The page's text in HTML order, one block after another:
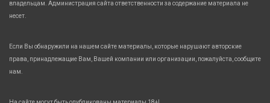
владельцам. Администрация сайта ответственности за содержание материала не
несет.
Если Вы обнаружили на нашем сайте материалы, которые нарушают авторские
права, принадлежащие Вам, Вашей компании или организации, пожалуйста, сообщите
нам.